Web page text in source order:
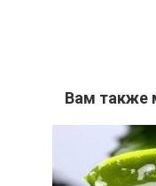
Вам также